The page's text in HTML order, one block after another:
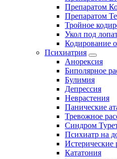
Препаратом
Препаратом
Тройное
Укол под
Кодирование
Психиатрия
Анорексия
Биполярное
Булимия
Депрессия
Неврастения
Панические
Тревожное
Синдром
Психиатр на
Истерические
Кататония